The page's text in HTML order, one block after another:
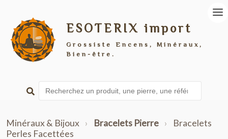
ESOTERIX import
Grossiste Encens, Minéraux,
Bien-être.
Minéraux & Bijoux › Bracelets Pierre ›
Bracelets
Perles Facettées